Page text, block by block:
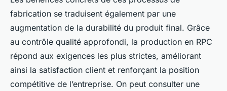
fabrication se traduisent également par une
augmentation de la durabilité du produit final. Grâce
au contrôle qualité approfondi, la production en RPC
répond aux exigences les plus strictes, améliorant
ainsi la satisfaction client et renforçant la position
compétitive de l’entreprise. On peut consulter une